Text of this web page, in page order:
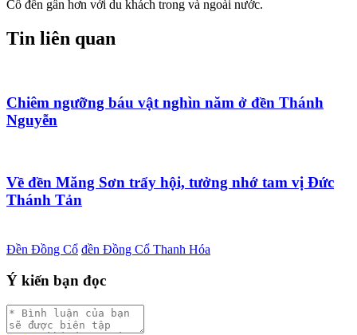
Cổ đến gần hơn với du khách trong và ngoài nước.
Tin liên quan
Chiêm ngưỡng báu vật nghìn năm ở đền Thánh
Nguyễn
Về đền Măng Sơn trẩy hội, tưởng nhớ tam vị Đức
Thánh Tản
Đền Đồng Cổ đền Đồng Cổ Thanh Hóa
Ý kiến bạn đọc